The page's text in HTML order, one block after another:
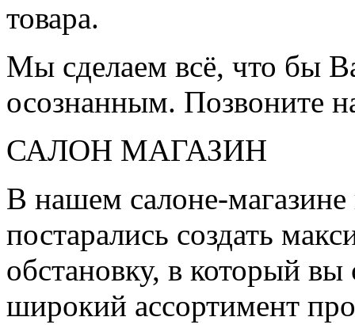
товара.
Мы сделаем всё, что бы
осознанным. Позвоните
САЛОН МАГАЗИН
В нашем салоне-
постарались создать
обстановку, в который
широкий ассортимент